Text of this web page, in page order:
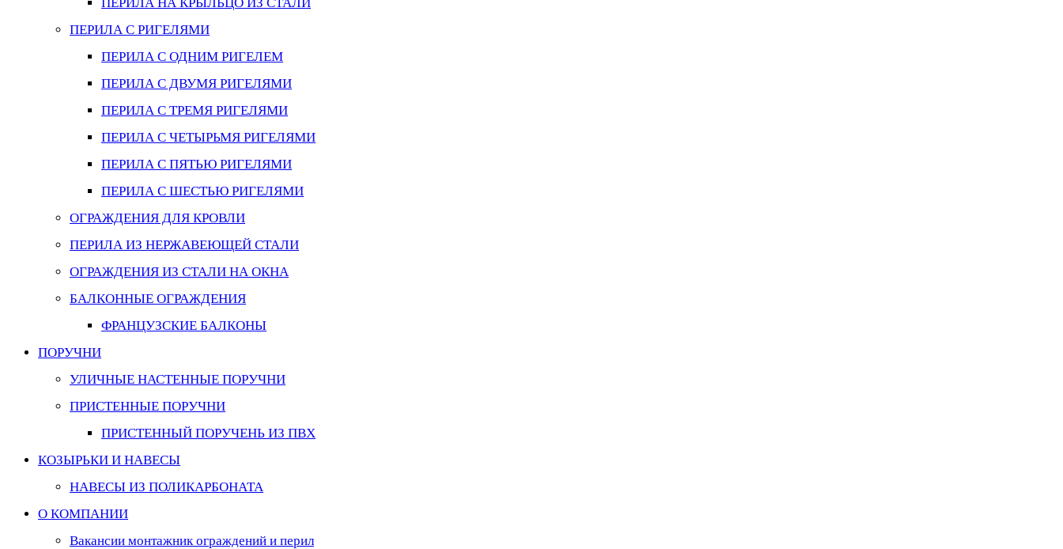
ПЕРИЛА С РИГЕЛЯМИ
ПЕРИЛА С ОДНИМ РИГЕЛЕМ
ПЕРИЛА С ДВУМЯ РИГЕЛЯМИ
ПЕРИЛА С ТРЕМЯ РИГЕЛЯМИ
ПЕРИЛА С ЧЕТЫРЬМЯ РИГЕЛЯМИ
ПЕРИЛА С ПЯТЬЮ РИГЕЛЯМИ
ПЕРИЛА С ШЕСТЬЮ РИГЕЛЯМИ
ОГРАЖДЕНИЯ ДЛЯ КРОВЛИ
ПЕРИЛА ИЗ НЕРЖАВЕЮЩЕЙ СТАЛИ
ОГРАЖДЕНИЯ ИЗ СТАЛИ НА ОКНА
БАЛКОННЫЕ ОГРАЖДЕНИЯ
ФРАНЦУЗСКИЕ БАЛКОНЫ
ПОРУЧНИ
УЛИЧНЫЕ НАСТЕННЫЕ ПОРУЧНИ
ПРИСТЕННЫЕ ПОРУЧНИ
ПРИСТЕННЫЙ ПОРУЧЕНЬ ИЗ ПВХ
КОЗЫРЬКИ И НАВЕСЫ
НАВЕСЫ ИЗ ПОЛИКАРБОНАТА
О КОМПАНИИ
Вакансии монтажник ограждений и перил